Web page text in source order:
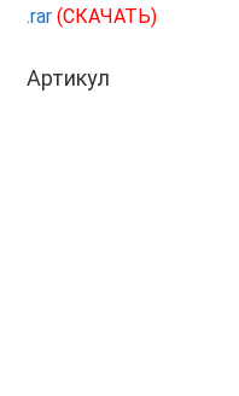
.rar(СКАЧАТЬ)
Артикул